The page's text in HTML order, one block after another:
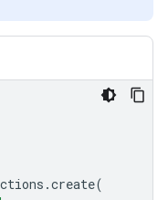
.create(